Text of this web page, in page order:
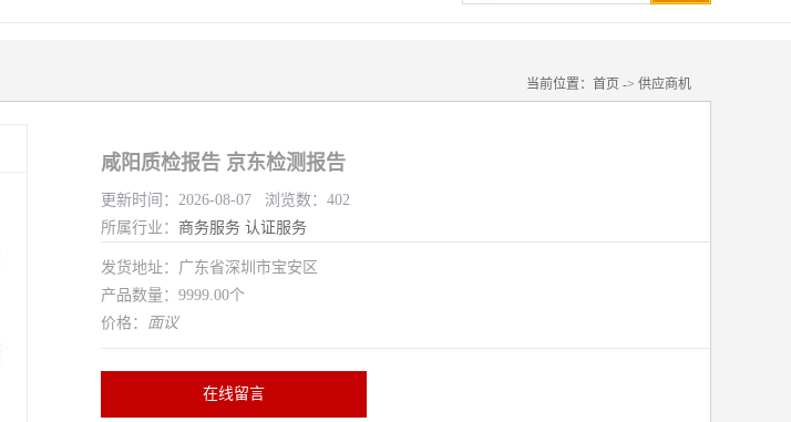
当前位置： 首页 -> 供应商机
咸阳质检报告 京东检测报告
更新时间：2026-08-07 浏览数：402
所属行业： 商务服务 认证服务
发货地址：广东省深圳市宝安区
产品数量：9999.00个
价格： 面议
在线留言